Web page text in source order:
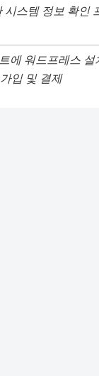
시스템 정보 확인
에 워드프레스 설
입 및 결제